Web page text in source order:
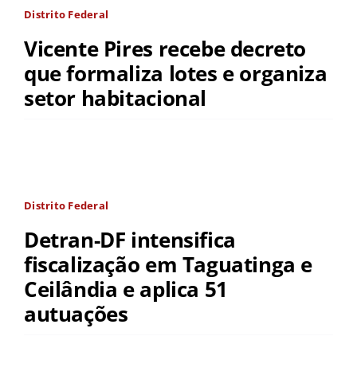
Distrito Federal
Vicente Pires recebe decreto
que formaliza lotes e organiza
setor habitacional
Distrito Federal
Detran-DF intensifica
fiscalização em Taguatinga e
Ceilândia e aplica 51
autuações